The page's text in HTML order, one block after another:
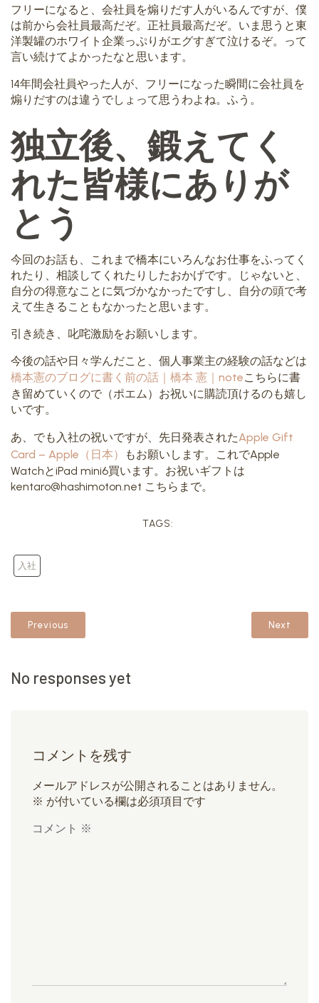
フリーになると、会社員を煽りだす人がいるんですが、僕
は前から会社員最高だぞ。正社員最高だぞ。いま思うと東
洋製罐のホワイト企業っぷりがエグすぎて泣けるぞ。って
言い続けてよかったなと思います。
14年間会社員やった人が、フリーになった瞬間に会社員を
煽りだすのは違うでしょって思うわよね。ふう。
独立後、鍛えてく
れた皆様にありが
とう
今回のお話も、これまで橋本にいろんなお仕事をふってく
れたり、相談してくれたりしたおかげです。じゃないと、
自分の得意なことに気づかなかったですし、自分の頭で考
えて生きることもなかったと思います。
引き続き、叱咤激励をお願いします。
今後の話や日々学んだこと、個人事業主の経験の話などは
橋本憲のブログに書く前の話｜橋本 憲｜noteこちらに書
き留めていくので（ポエム）お祝いに購読頂けるのも嬉し
いです。
あ、でも入社の祝いですが、先日発表されたApple Gift
Card – Apple（日本）
もお願いします。これでApple
WatchとiPad mini6買います。お祝いギフトは
kentaro@hashimoton.net こちらまで。
TAGS:
入社
Previous Next
No responses yet
コメントを残す
メールアドレスが公開されることはありません。
※ が付いている欄は必須項目です
コメント ※